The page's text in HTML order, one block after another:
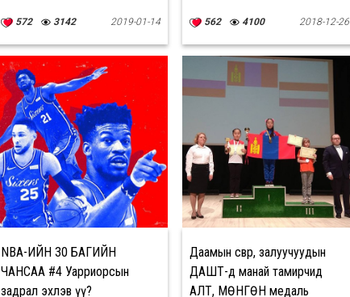
572 3142 2019-01-14 562 4100 2018-12-26
NBA-ИЙН 30 БАГИЙН
ЧАНСАА #4 Уарриорсын
задрал эхлэв үү?
Даамын өсвөр, залуучуудын
ДАШТ-д манай тамирчид
АЛТ, МӨНГӨН медаль